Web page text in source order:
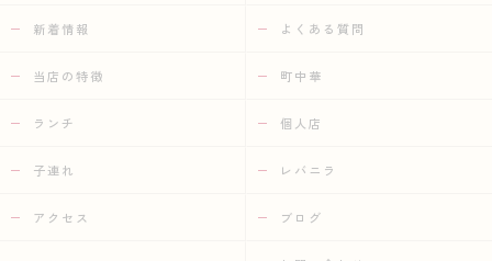
新着情報 よくある質問
当店の特徴 町中華
ランチ 個人店
子連れ レバニラ
アクセス ブログ